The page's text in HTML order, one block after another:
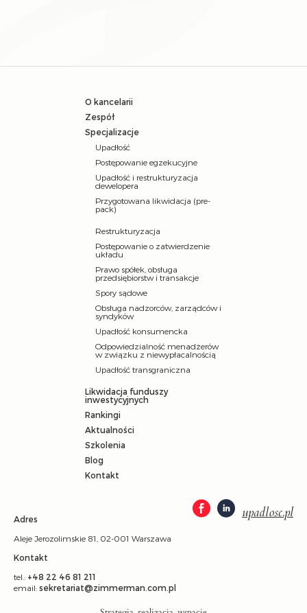
O kancelarii
Zespół
Specjalizacje
Upadłość
Postępowanie egzekucyjne
Upadłość i restrukturyzacja
dewelopera
Przygotowana likwidacja (pre-
pack)
Restrukturyzacja
Postępowanie o zatwierdzenie
układu
Prawo spółek, obsługa
przedsiębiorstw i transakcje
Spory sądowe
Obsługa nadzorców, zarządców i
syndyków
Upadłość konsumencka
Odpowiedzialność menadżerów
w związku z niewypłacalnością
Upadłość transgraniczna
Likwidacja funduszy
inwestycyjnych
Rankingi
Aktualności
Szkolenia
Blog
Kontakt
upadlosc.pl
Adres
Aleje Jerozolimskie 81, 02-001 Warszawa
Kontakt
tel.: +48 22 46 81 211
email: sekretariat@zimmerman.com.pl